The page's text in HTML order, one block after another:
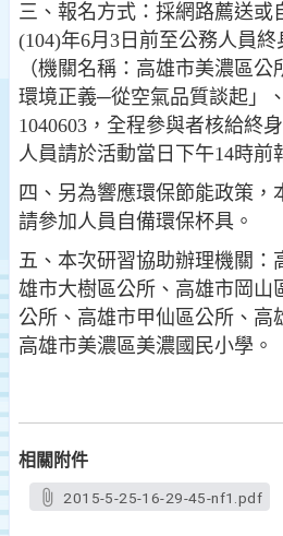
三、報名方式：採網路薦送或
(104)年6月3日前至公務人員
（機關名稱：高雄市美濃區
環境正義─從空氣品質談起」
1040603，全程參與者核給終
人員請於活動當日下午14時前
四、另為響應環保節能政策，
請參加人員自備環保杯具。
五、本次研習協助辦理機關：
雄市大樹區公所、高雄市岡山
公所、高雄市甲仙區公所、高
高雄市美濃區美濃國民小學。
相關附件
2015-5-25-16-29-45-nf1.pdf